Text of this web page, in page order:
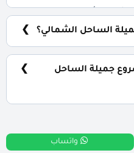
الساحل الشمالي؟
جميلة الساحل
واتساب